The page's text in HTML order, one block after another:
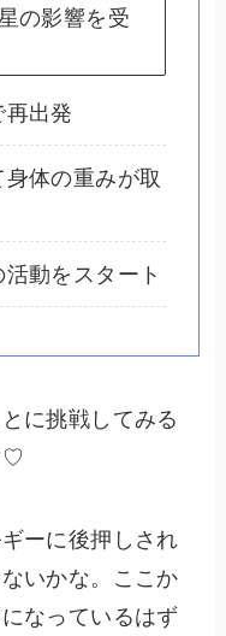
の影響を受
再出発
体の重みが取
動をスタート
に挑戦してみる
♡
ーに後押しされ
いかな。ここか
なっているはず